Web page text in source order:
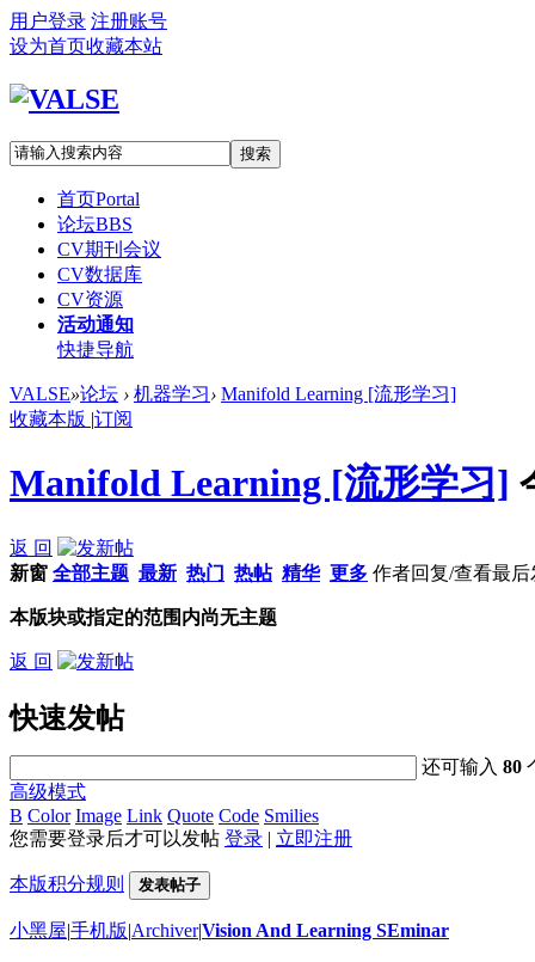
用户登录 注册账号
设为首页收藏本站
搜索
首页Portal
论坛BBS
CV期刊会议
CV数据库
CV资源
活动通知
快捷导航
VALSE»论坛 › 机器学习› Manifold Learning [流形学习]
收藏本版 |订阅
Manifold Learning [流形学习]
返 回
新窗 全部主题 最新 热门 热帖 精华 更多 作者回复/查看最后
本版块或指定的范围内尚无主题
返 回
快速发帖
还可输入80
高级模式
B Color Image Link Quote Code Smilies
您需要登录后才可以发帖 登录 | 立即注册
本版积分规则 发表帖子
小黑屋|手机版|Archiver|Vision And Learning SEminar